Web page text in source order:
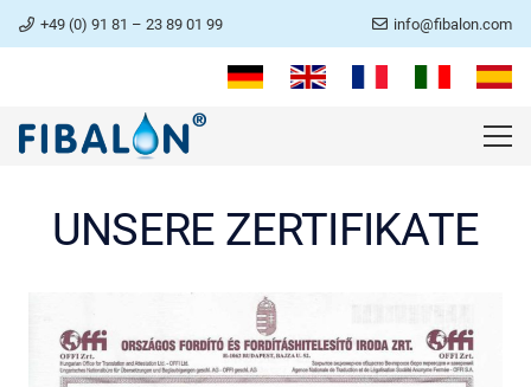
+49 (0) 91 81 – 23 89 01 99 info@fibalon.com
UNSERE ZERTIFIKATE